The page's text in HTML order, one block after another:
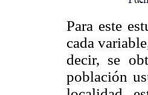
Para este
cada
decir, se
población